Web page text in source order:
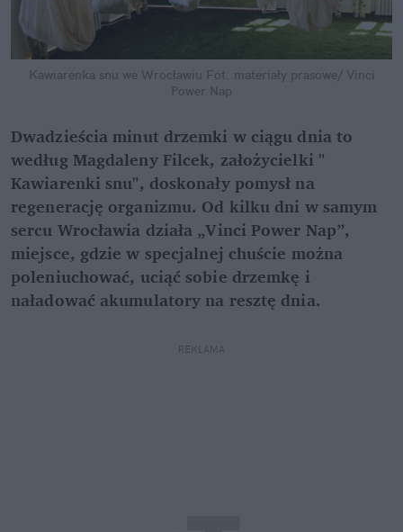
Kawiarenka snu we Wrocławiu Fot. materiały prasowe/ Vinci
Power Nap
Dwadzieścia minut drzemki w ciągu dnia to
według Magdaleny Filcek, założycielki "
Kawiarenki snu", doskonały pomysł na
regenerację organizmu. Od kilku dni w samym
sercu Wrocławia działa „Vinci Power Nap”,
miejsce, gdzie w specjalnej chuście można
poleniuchować, uciąć sobie drzemkę i
naładować akumulatory na resztę dnia.
REKLAMA